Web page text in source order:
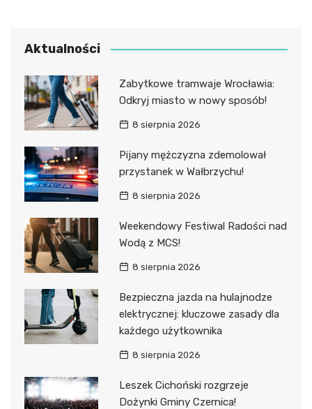
Aktualności
Zabytkowe tramwaje Wrocławia:
Odkryj miasto w nowy sposób!
8 sierpnia 2026
Pijany mężczyzna zdemolował
przystanek w Wałbrzychu!
8 sierpnia 2026
Weekendowy Festiwal Radości nad
Wodą z MCS!
8 sierpnia 2026
Bezpieczna jazda na hulajnodze
elektrycznej: kluczowe zasady dla
każdego użytkownika
8 sierpnia 2026
Leszek Cichoński rozgrzeje
Dożynki Gminy Czernica!